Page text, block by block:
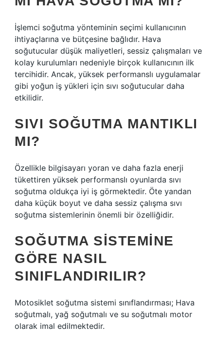
İşlemci soğutma yönteminin seçimi kullanıcının
ihtiyaçlarına ve bütçesine bağlıdır. Hava
soğutucular düşük maliyetleri, sessiz çalışmaları ve
kolay kurulumları nedeniyle birçok kullanıcının ilk
tercihidir. Ancak, yüksek performanslı uygulamalar
gibi yoğun iş yükleri için sıvı soğutucular daha
etkilidir.
SIVI SOĞUTMA MANTIKLI
MI?
Özellikle bilgisayarı yoran ve daha fazla enerji
tükettiren yüksek performanslı oyunlarda sıvı
soğutma oldukça iyi iş görmektedir. Öte yandan
daha küçük boyut ve daha sessiz çalışma sıvı
soğutma sistemlerinin önemli bir özelliğidir.
SOĞUTMA SISTEMINE
GÖRE NASIL
SINIFLANDIRILIR?
Motosiklet soğutma sistemi sınıflandırması; Hava
soğutmalı, yağ soğutmalı ve su soğutmalı motor
olarak imal edilmektedir.